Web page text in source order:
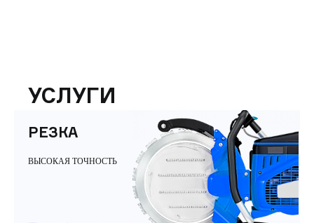
УСЛУГИ
РЕЗКА
ВЫСОКАЯ ТОЧНОСТЬ